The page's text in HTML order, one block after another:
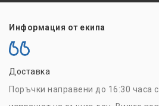
Информация от екипа
Доставка
Поръчки направени до 16:30 часа